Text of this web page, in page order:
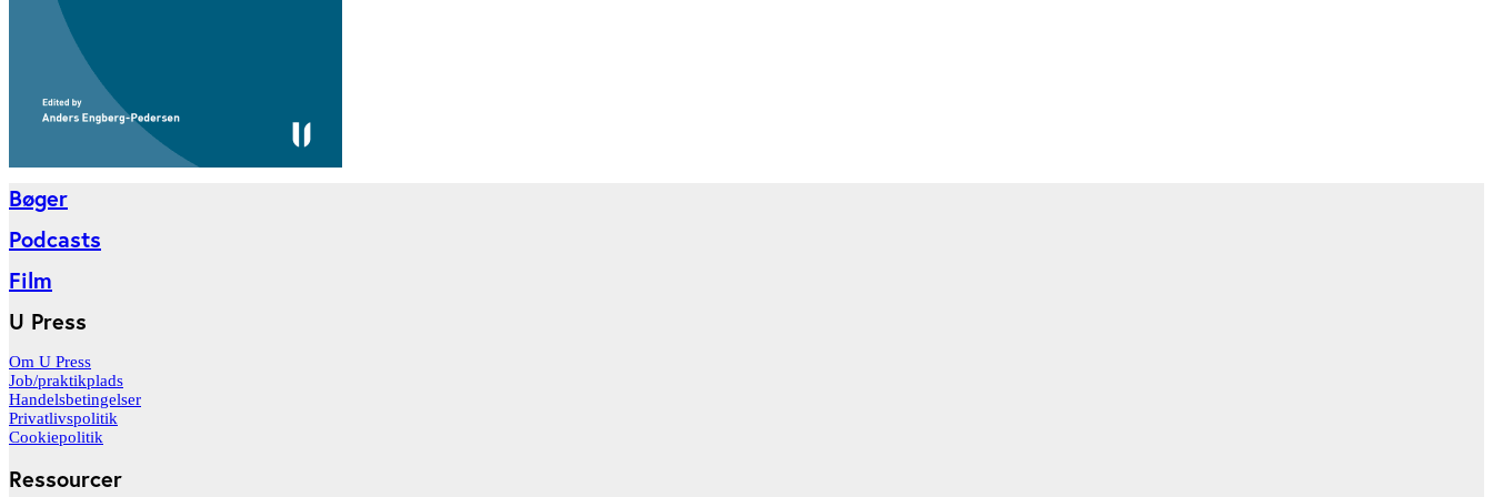
Bøger
Podcasts
Film
U Press
Om U Press
Job/praktikplads
Handelsbetingelser
Privatlivspolitik
Cookiepolitik
Ressourcer